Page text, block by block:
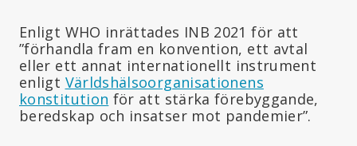
Enligt WHO inrättades INB 2021 för att
”förhandla fram en konvention, ett avtal
eller ett annat internationellt instrument
enligt Världshälsoorganisationens
konstitution för att stärka förebyggande,
beredskap och insatser mot pandemier”.